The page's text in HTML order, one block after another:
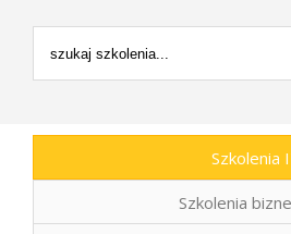
Szkolenia
Szkolenia